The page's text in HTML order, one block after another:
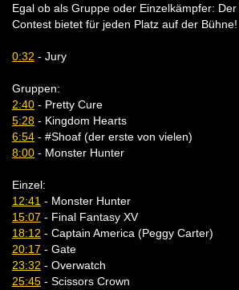
Egal ob als Gruppe oder Einzelkämpfer:
Contest bietet für jeden Platz auf der Bühne!
0:32 - Jury
Gruppen:
2:40 - Pretty Cure
5:28 - Kingdom Hearts
6:54 - #Shoaf (der erste von vielen)
8:00 - Monster Hunter
Einzel:
12:41 - Monster Hunter
15:07 - Final Fantasy XV
18:12 - Captain America (Peggy Carter)
20:17 - Gate
23:32 - Overwatch
25:45 - Scissors Crown